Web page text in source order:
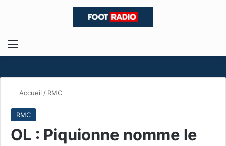
Menu
Accueil / RMC
RMC
OL : Piquionne nomme le